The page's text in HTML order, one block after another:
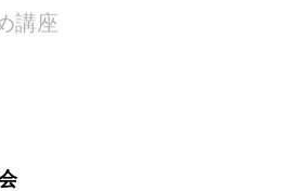
講座